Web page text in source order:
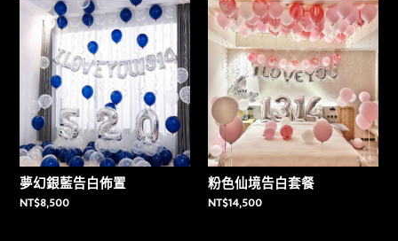
夢幻銀藍告白佈置
NT$8,500
粉色仙境告白套餐
NT$14,500